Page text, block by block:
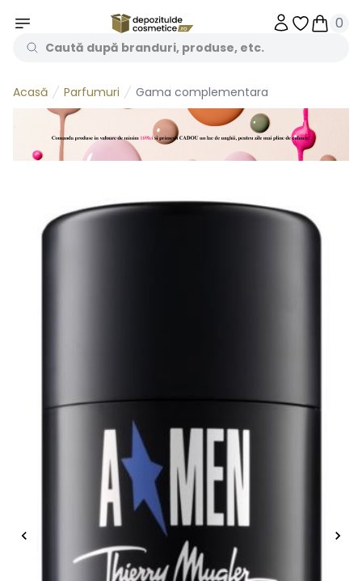
Obiecte
0
Acasă Parfumuri Gama complementara